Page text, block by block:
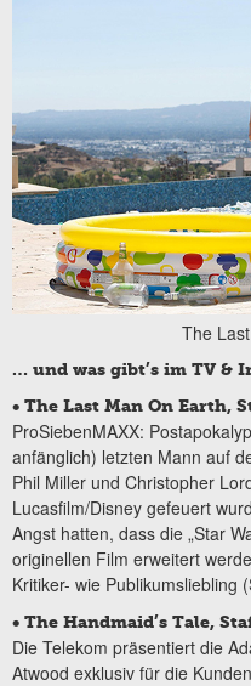
The
… und was gibt’s im TV &
• The Last Man On Earth,
ProSiebenMAXX:
anfänglich) letzten Mann auf
Phil Miller und Christopher
Lucasfilm/Disney gefeuert
Angst hatten, dass die „Star
originellen Film erweitert
Kritiker- wie Publikumsliebling
• The Handmaid’s Tale,
Die Telekom präsentiert die
Atwood exklusiv für die